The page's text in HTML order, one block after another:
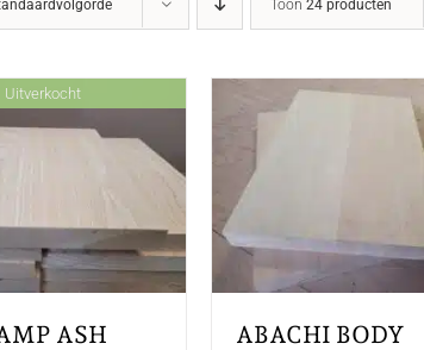
Toon 24 producten
Uitverkocht
ASH
ABACHI BODY